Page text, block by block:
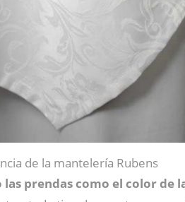
de la mantelería Rubens
prendas como el color de